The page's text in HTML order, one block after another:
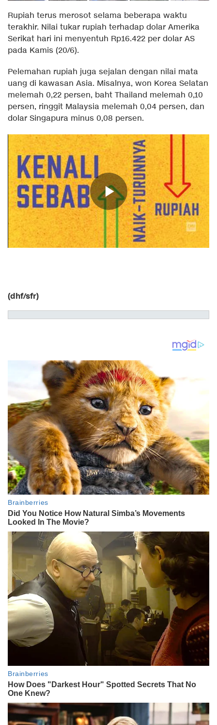
Rupiah terus merosot selama beberapa waktu
terakhir. Nilai tukar rupiah terhadap dolar Amerika
Serikat hari ini menyentuh Rp16.422 per dolar AS
pada Kamis (20/6).
Pelemahan rupiah juga sejalan dengan nilai mata
uang di kawasan Asia. Misalnya, won Korea Selatan
melemah 0,22 persen, baht Thailand melemah 0,10
persen, ringgit Malaysia melemah 0,04 persen, dan
dolar Singapura minus 0,08 persen.
(dhf/sfr)